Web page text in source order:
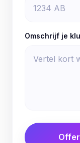
Omschrijf je